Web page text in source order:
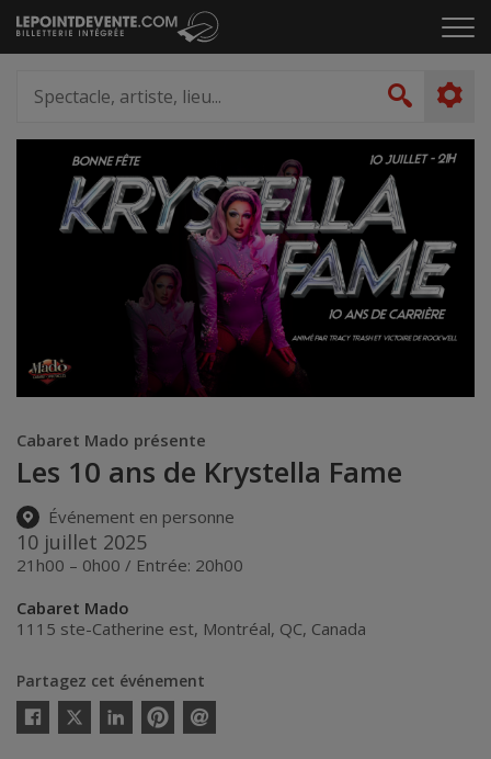
Passer
au
le
artiste,
lieu...
Cabaret Mado présente
Les 10 ans de Krystella Fame
Événement en personne
10 juillet 2025
21h00 – 0h00 / Entrée: 20h00
Cabaret Mado
1115 ste-Catherine est, Montréal, QC, Canada
Partagez cet événement
Twitter